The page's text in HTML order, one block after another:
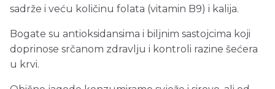
sadrže i veću količinu folata (vitamin B9) i kalija.
Bogate su antioksidansima i biljnim sastojcima koji
doprinose srčanom zdravlju i kontroli razine šećera
u krvi.